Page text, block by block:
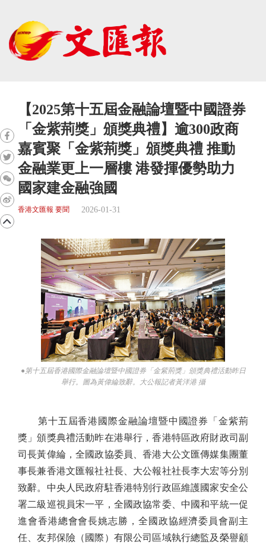
【2025第十五屆金融論壇暨中國證券
「金紫荊獎」頒獎典禮】逾300政商
嘉賓聚「金紫荊獎」頒獎典禮 推動
金融業更上一層樓 港發揮優勢助力
國家建金融強國
香港文匯報 要聞 2026-01-31
●第十五屆香港國際金融論壇暨中國證券「金紫荊獎」頒獎典禮活動昨日
舉行。圖為黃偉綸致辭。大公報記者黃洋港 攝
第十五屆香港國際金融論壇暨中國證券「金紫荊
獎」頒獎典禮活動昨在港舉行，香港特區政府財政司副
司長黃偉綸，全國政協委員、香港大公文匯傳媒集團董
事長兼香港文匯報社社長、大公報社社長李大宏等分別
致辭。中央人民政府駐香港特別行政區維護國家安全公
署二級巡視員宋一平，全國政協常委、中國和平統一促
進會香港總會會長姚志勝，全國政協經濟委員會副主
任、友邦保險（國際）有限公司區域執行總監及榮譽顧